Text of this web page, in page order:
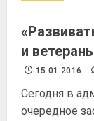
и
15.01.2016
Сегодня в
очередное